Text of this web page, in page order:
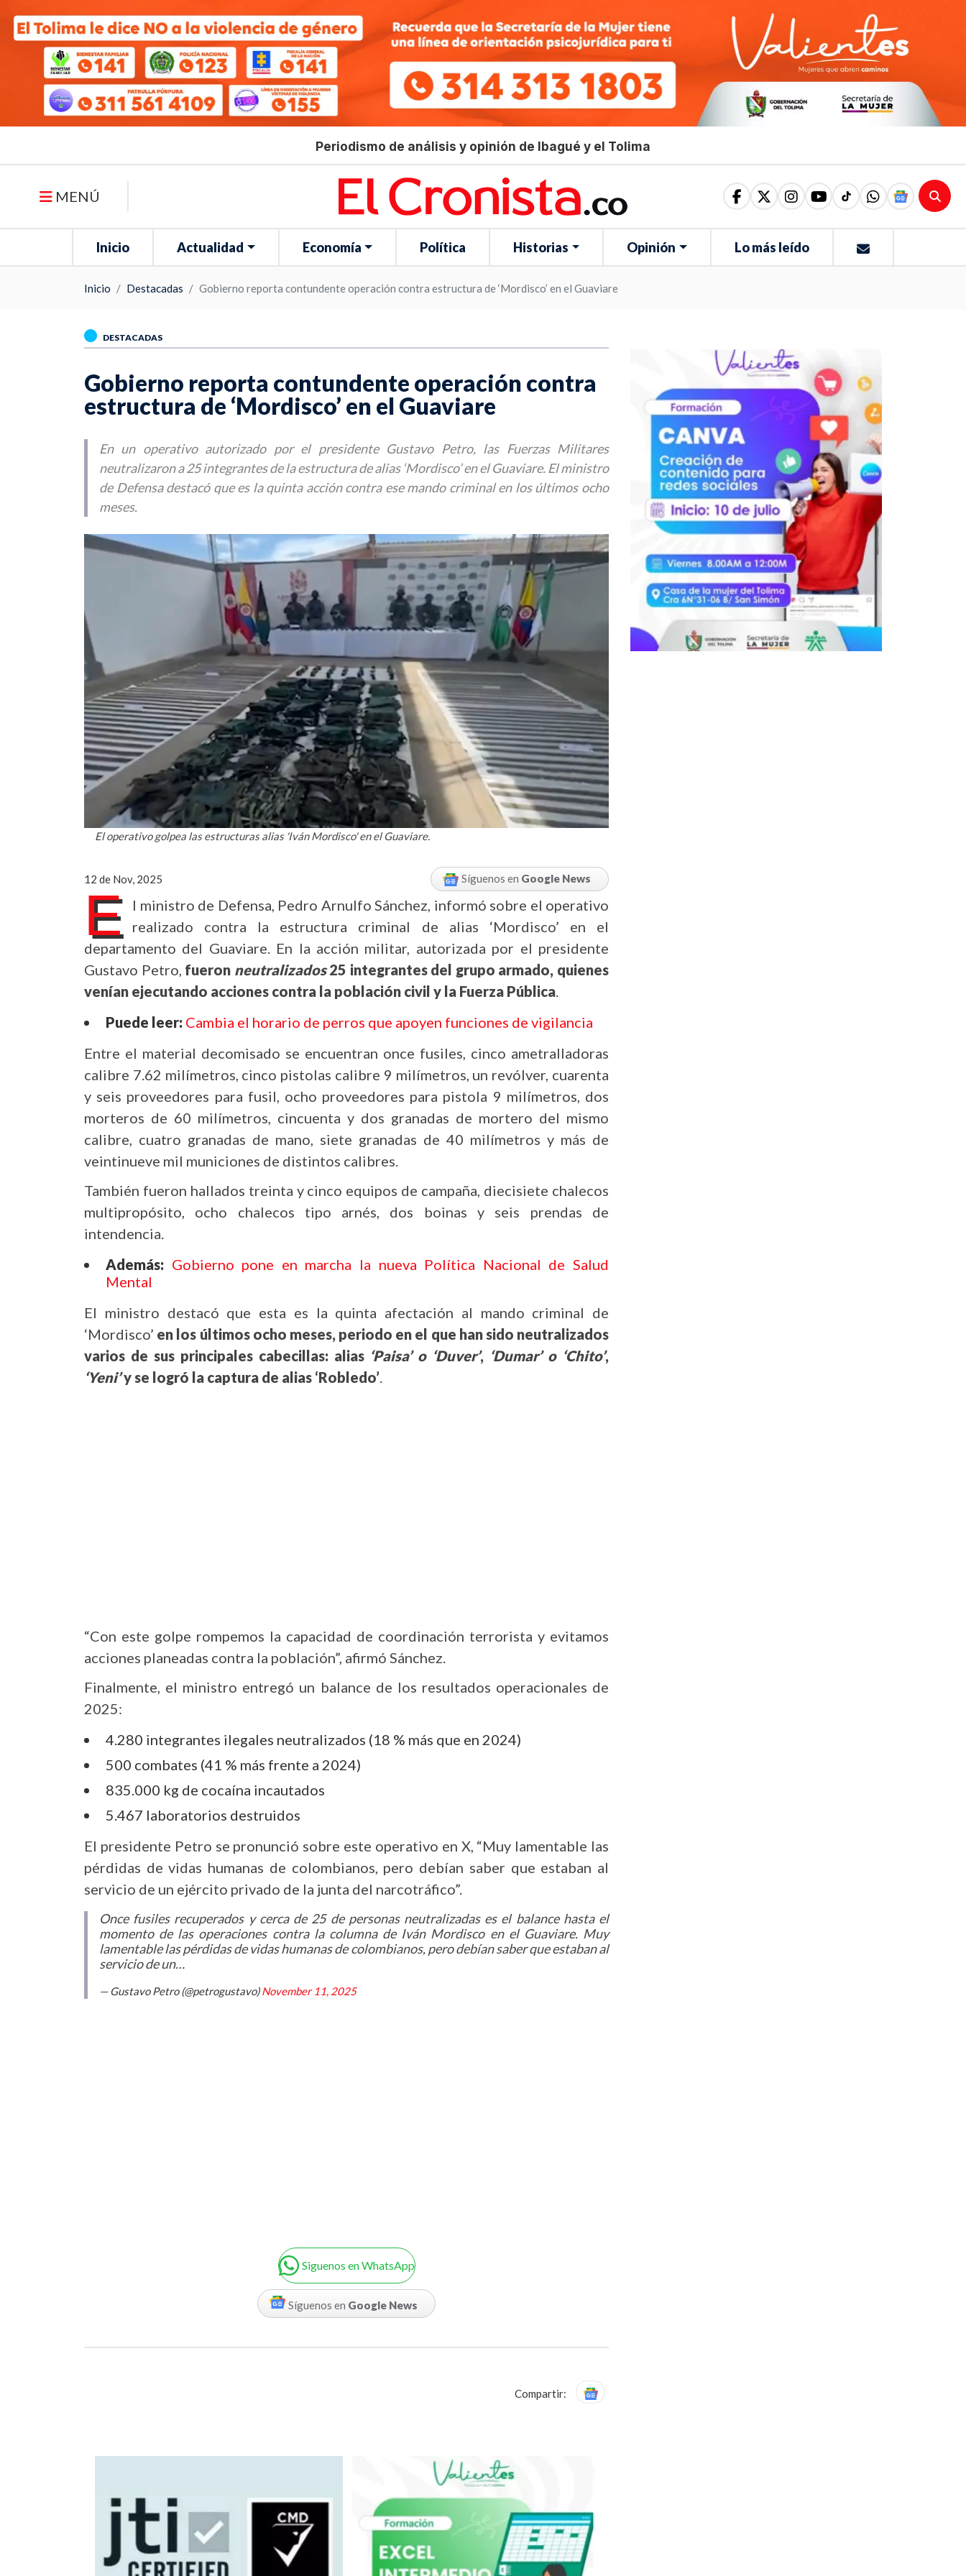
Periodismo de análisis y opinión de Ibagué y el Tolima
MENÚ
Inicio Actualidad Economía Política Historias Opinión Lo más leído
Inicio Destacadas Gobierno reporta contundente operación contra estructura de ‘Mordisco’ en el Guaviare
DESTACADAS
Gobierno reporta contundente operación contra
estructura de ‘Mordisco’ en el Guaviare
En un operativo autorizado por el presidente Gustavo Petro, las Fuerzas Militares
neutralizaron a 25 integrantes de la estructura de alias ‘Mordisco’ en el Guaviare. El ministro
de Defensa destacó que es la quinta acción contra ese mando criminal en los últimos ocho
meses.
El operativo golpea las estructuras alias 'Iván Mordisco' en el Guaviare.
12 de Nov, 2025 Síguenos en Google News
E
l ministro de Defensa, Pedro Arnulfo Sánchez, informó sobre el operativo
realizado contra la estructura criminal de alias ‘Mordisco’ en el
departamento del Guaviare. En la acción militar, autorizada por el presidente
Gustavo Petro, fueron neutralizados25 integrantes del grupo armado, quienes
venían ejecutando acciones contra la población civil y la Fuerza Pública.
Puede leer: Cambia el horario de perros que apoyen funciones de vigilancia
Entre el material decomisado se encuentran once fusiles, cinco ametralladoras
calibre 7.62 milímetros, cinco pistolas calibre 9 milímetros, un revólver, cuarenta
y seis proveedores para fusil, ocho proveedores para pistola 9 milímetros, dos
morteros de 60 milímetros, cincuenta y dos granadas de mortero del mismo
calibre, cuatro granadas de mano, siete granadas de 40 milímetros y más de
veintinueve mil municiones de distintos calibres.
También fueron hallados treinta y cinco equipos de campaña, diecisiete chalecos
multipropósito, ocho chalecos tipo arnés, dos boinas y seis prendas de
intendencia.
Además: Gobierno pone en marcha la nueva Política Nacional de Salud
Mental
El ministro destacó que esta es la quinta afectación al mando criminal de
‘Mordisco’ en los últimos ocho meses, periodo en el que han sido neutralizados
varios de sus principales cabecillas: alias ‘Paisa’ o ‘Duver’, ‘Dumar’ o ‘Chito’,
‘Yeni’y se logró la captura de alias ‘Robledo’.
“Con este golpe rompemos la capacidad de coordinación terrorista y evitamos
acciones planeadas contra la población”, afirmó Sánchez.
Finalmente, el ministro entregó un balance de los resultados operacionales de
2025:
4.280 integrantes ilegales neutralizados (18 % más que en 2024)
500 combates (41 % más frente a 2024)
835.000 kg de cocaína incautados
5.467 laboratorios destruidos
El presidente Petro se pronunció sobre este operativo en X, “Muy lamentable las
pérdidas de vidas humanas de colombianos, pero debían saber que estaban al
servicio de un ejército privado de la junta del narcotráfico”.
Once fusiles recuperados y cerca de 25 de personas neutralizadas es el balance hasta el
momento de las operaciones contra la columna de Iván Mordisco en el Guaviare. Muy
lamentable las pérdidas de vidas humanas de colombianos, pero debían saber que estaban al
servicio de un…
— Gustavo Petro (@petrogustavo)November 11, 2025
Siguenos en WhatsApp
Síguenos en Google News
Compartir: